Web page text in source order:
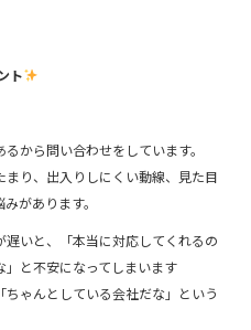
ト
から問い合わせをしています。
り、出入りしにくい動線、見た目
があります。
いと、「本当に対応してくれるの
と不安になってしまいます
ゃんとしている会社だな」という